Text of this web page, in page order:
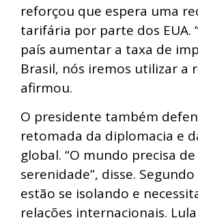
reforçou que espera uma
tarifária por parte dos EUA.
país aumentar a taxa de
Brasil, nós iremos utilizar a
afirmou.
O presidente também
retomada da diplomacia e
global. “O mundo precisa de
serenidade”, disse. Segundo
estão se isolando e
relações internacionais.